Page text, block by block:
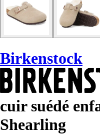
Birkenstock
cuir suédé
Shearling